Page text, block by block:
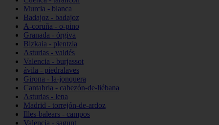
Murcia - blanca
Badajoz - badajoz
A-coruña - o-pino
Granada - órgiva
Bizkaia - plentzia
Asturias - valdés
Valencia - burjassot
ávila - piedralaves
Girona - la-jonquera
Cantabria - cabezón-de-liébana
Asturias - lena
Madrid - torrejón-de-ardoz
Illes-balears - campos
Valencia - sagunt